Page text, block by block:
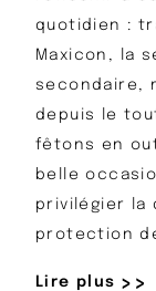
quotidien :
Maxicon, la
secondaire,
depuis le
fêtons en
belle
privilégier la
protection
Lire plus